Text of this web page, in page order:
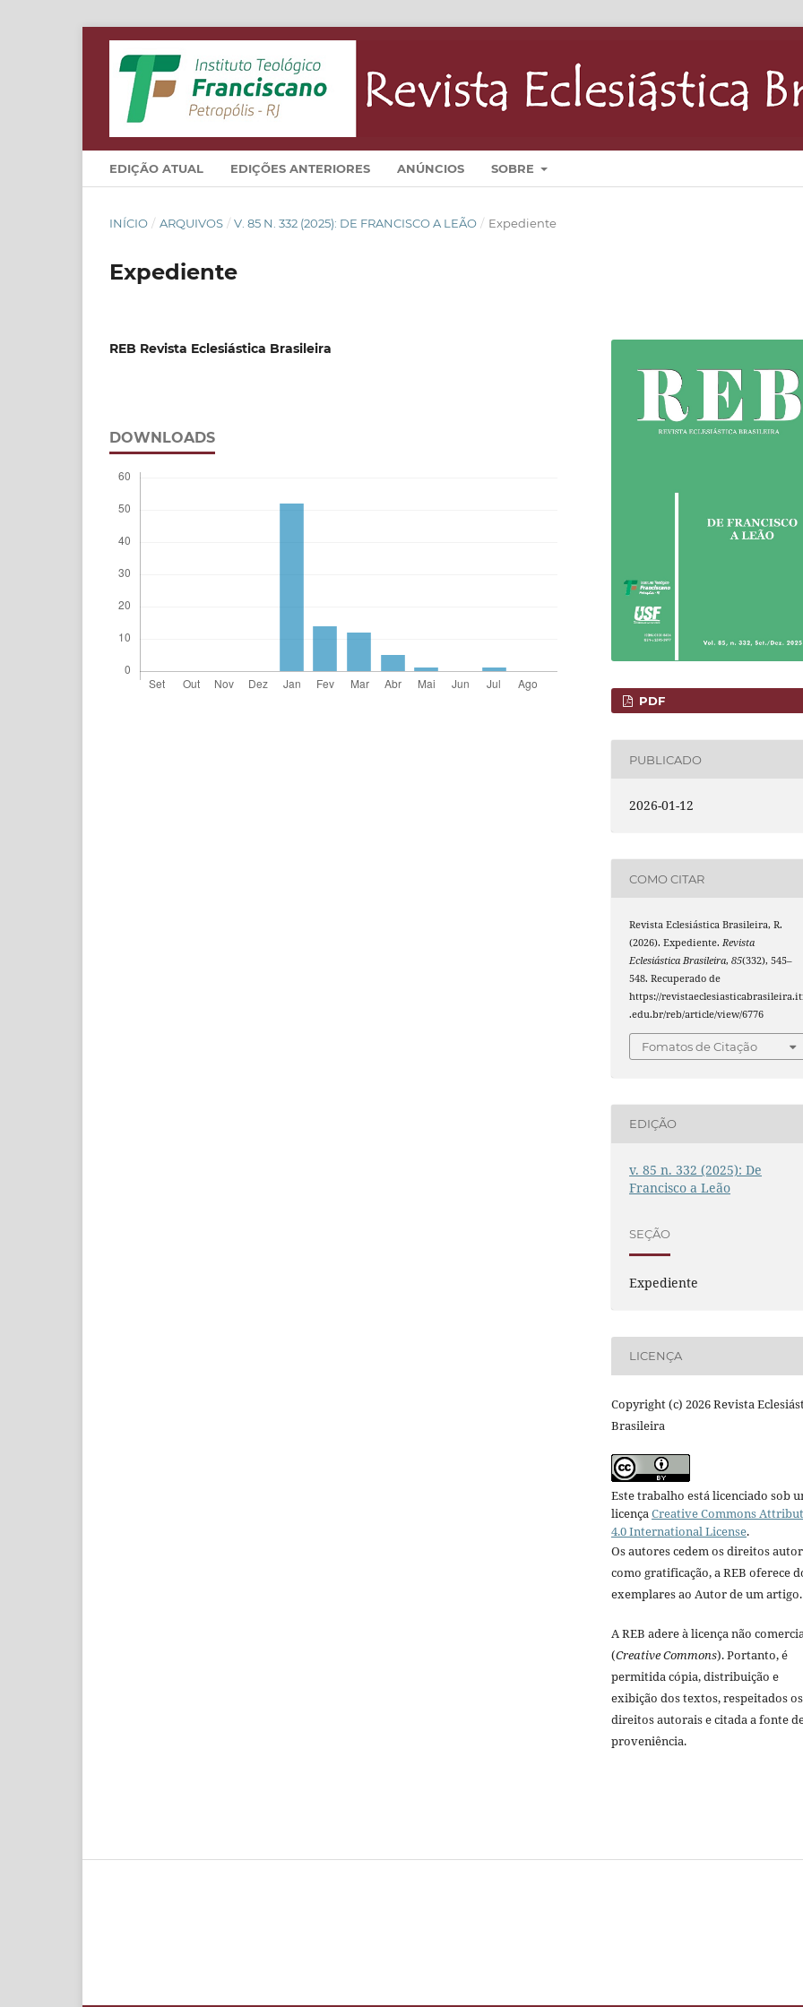
EDIÇÃO ATUAL EDIÇÕES ANTERIORES ANÚNCIOS SOBRE
INÍCIO / ARQUIVOS / V. 85 N. 332 (2025): DE FRANCISCO A LEÃO / Expediente
Expediente
REB Revista Eclesiástica Brasileira
DOWNLOADS
PDF
PUBLICADO
2026-01-12
COMO CITAR
Revista Eclesiástica Brasileira, R.
(2026). Expediente.Revista
Eclesiástica Brasileira,85(332), 545–
548. Recuperado de
https://
.edu.br/reb/article/view/6776
Fomatos de Citação
EDIÇÃO
v. 85 n. 332 (2025): De
Francisco a Leão
SEÇÃO
Expediente
LICENÇA
Copyright (c) 2026 Revista
Brasileira
Este trabalho está licenciado sob
licençaCreative Commons
4.0 International License.
Os autores cedem os direitos
como gratificação, a REB oferece
exemplares ao Autor de um artigo.
A REB adere à licença não
(Creative Commons). Portanto, é
permitida cópia, distribuição e
exibição dos textos, respeitados os
direitos autorais e citada a fonte
proveniência.